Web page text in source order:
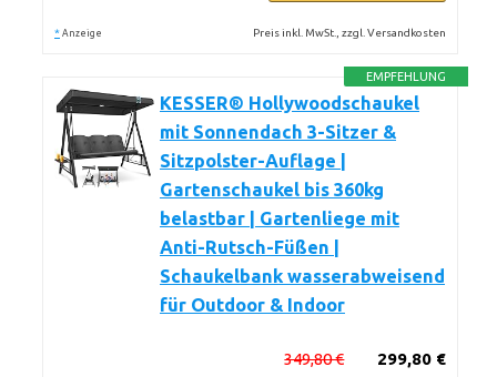
* Anzeige Preis inkl. MwSt., zzgl. Versandkosten
EMPFEHLUNG
KESSER® Hollywoodschaukel
mit Sonnendach 3-Sitzer &
Sitzpolster-Auflage |
Gartenschaukel bis 360kg
belastbar | Gartenliege mit
Anti-Rutsch-Füßen |
Schaukelbank wasserabweisend
für Outdoor & Indoor
299,80 €
349,80 €